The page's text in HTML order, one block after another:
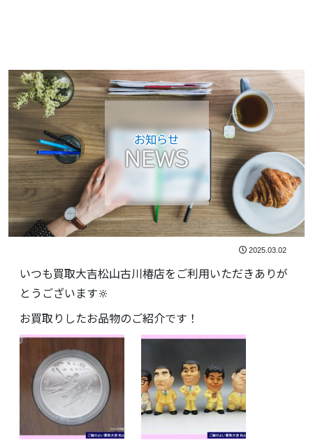
お知らせ
NEWS
2025.03.02
いつも買取大吉松山古川椿店をご利用いただきありが
とうございます🔆
お買取りしたお品物のご紹介です！